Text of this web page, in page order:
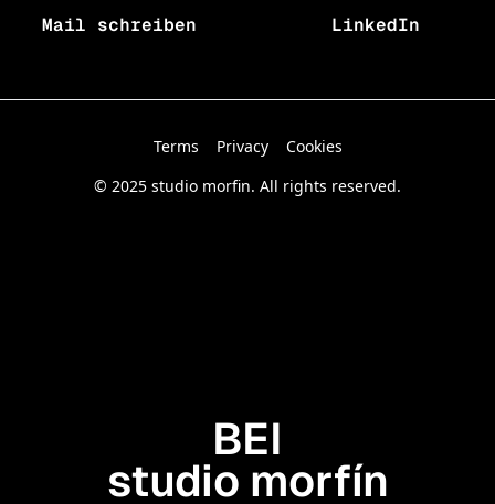
Mail schreiben LinkedIn
© 2025 studio morfin. All rights reserved.
Terms Privacy Cookies
BEI
studio morfín